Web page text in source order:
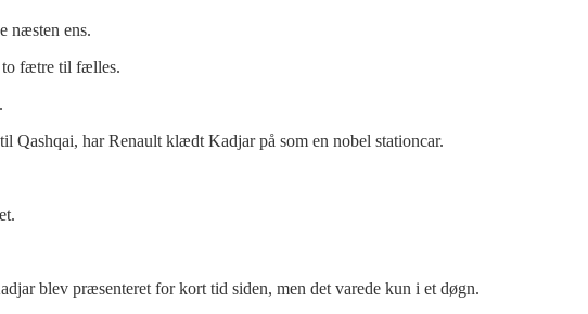
næsten ens.
to fætre til fælles.
Qashqai, har Renault klædt Kadjar på som en nobel stationcar.
blev præsenteret for kort tid siden, men det varede kun i et døgn.